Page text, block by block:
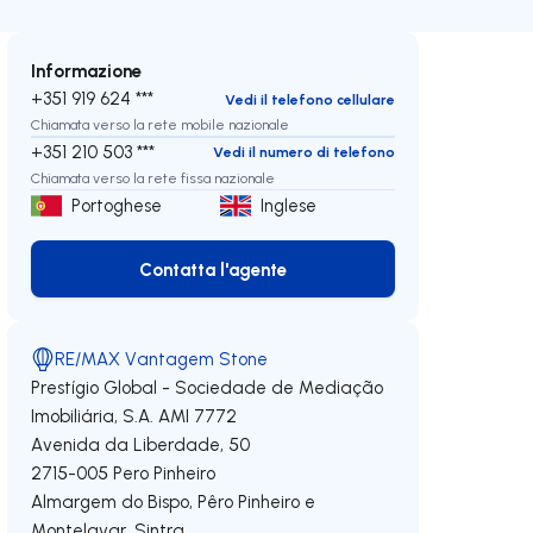
Informazione
+351 919 624 ***
Vedi il telefono cellulare
Chiamata verso la rete mobile nazionale
+351 210 503 ***
Vedi il numero di telefono
Chiamata verso la rete fissa nazionale
Portoghese Inglese
Contatta l'agente
Contatta l'agente
RE/MAX Vantagem Stone
Prestígio Global - Sociedade de Mediação
Imobiliária, S.A. AMI 7772
Avenida da Liberdade, 50
2715-005 Pero Pinheiro
Almargem do Bispo, Pêro Pinheiro e